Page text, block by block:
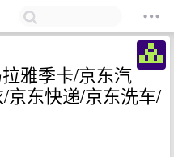
雅季卡/京东汽
京东快递/京东洗车/